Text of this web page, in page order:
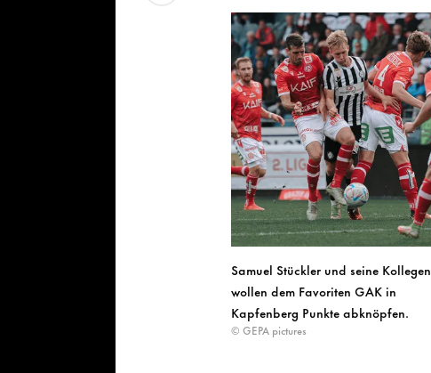
URL kopieren
Samuel Stückler und seine Kollegen
wollen dem Favoriten GAK in
Kapfenberg Punkte abknöpfen.
© GEPA pictures